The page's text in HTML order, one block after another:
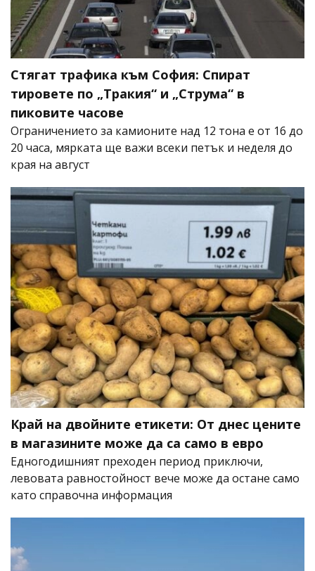
Стягат трафика към София: Спират
тировете по „Тракия“ и „Струма“ в
пиковите часове
Ограничението за камионите над 12 тона е от 16 до
20 часа, мярката ще важи всеки петък и неделя до
края на август
Край на двойните етикети: От днес цените
в магазините може да са само в евро
Едногодишният преходен период приключи,
левовата равностойност вече може да остане само
като справочна информация